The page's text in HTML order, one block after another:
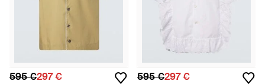
595 €297 € 595 €297 €